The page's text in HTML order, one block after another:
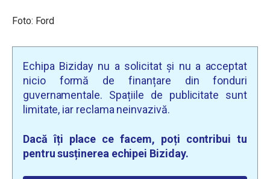
Foto: Ford
Echipa Biziday nu a solicitat și nu a acceptat
nicio formă de finanțare din fonduri
guvernamentale. Spațiile de publicitate sunt
limitate, iar reclama neinvazivă.
Dacă îți place ce facem, poți contribui tu
pentru susținerea echipei Biziday.